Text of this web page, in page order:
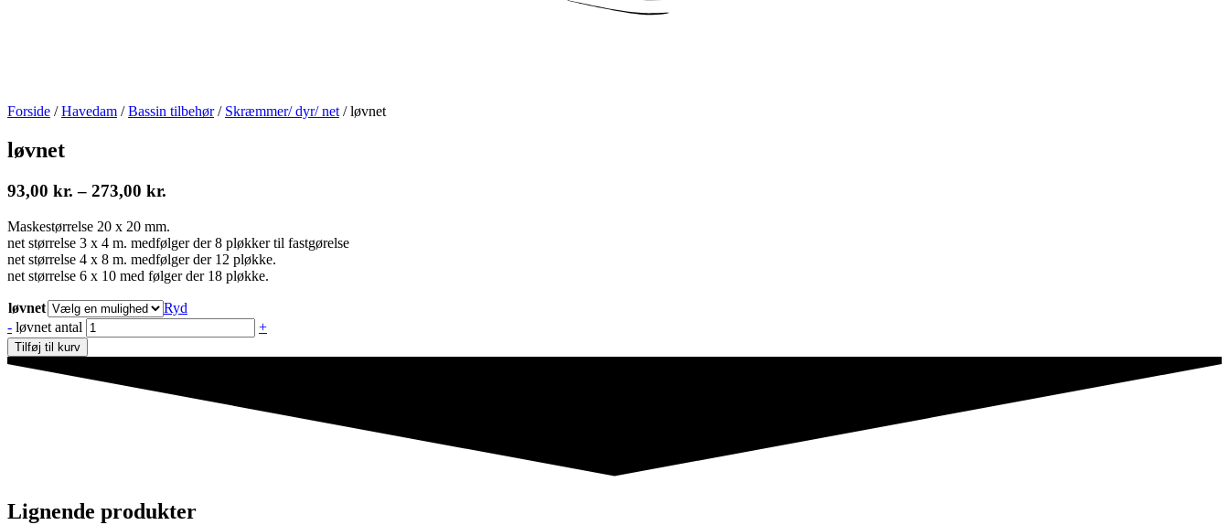
Forside /Havedam /Bassin tilbehør/ Skræmmer/ dyr/ net / løvnet
løvnet
93,00 kr. – 273,00 kr.
Maskestørrelse 20 x 20 mm.
net størrelse 3 x 4 m. medfølger der 8 pløkker til fastgørelse
net størrelse 4 x 8 m. medfølger der 12 pløkke.
net størrelse 6 x 10 med følger der 18 pløkke.
løvnet
Ryd
- løvnet antal +
Tilføj til kurv
Lignende produkter